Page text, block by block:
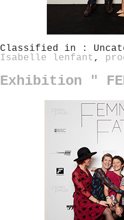
Classified in :
Isabelle lenfant ,
Exhibition "